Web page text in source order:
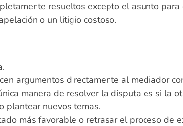
resueltos excepto el asunto para
o un litigio costoso.
argumentos directamente al mediador
manera de resolver la disputa es si la
plantear nuevos temas.
más favorable o retrasar el proceso de